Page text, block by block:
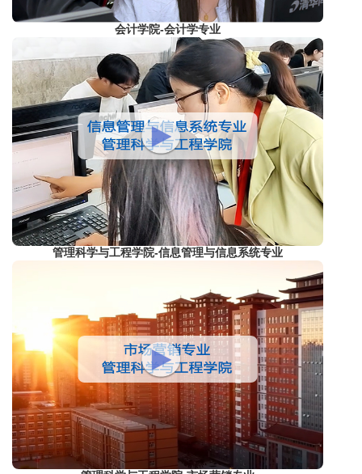
会计学院-会计学专业
管理科学与工程学院-信息管理与信息系统专业